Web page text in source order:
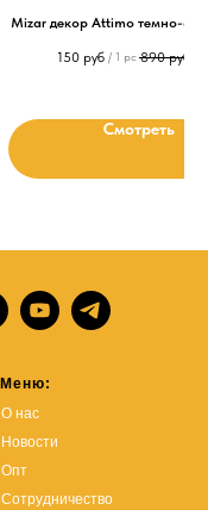
Mizar декор Attimo темно-
150 руб / 1 pc 890 руб
Смотреть
Меню:
О нас
Новости
Опт
Сотрудничество